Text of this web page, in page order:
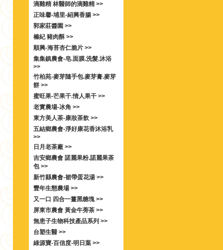
滴雞精 林醫師的滴雞精 >>
正味馨-埔里-紹興香腸 >>
郭家莊醬園 >>
榛紀 豬肉酥 >>
順興-海苔杏仁脆片 >>
集集鎮農會-皂.面膜.洗髮.沐浴
>>
竹柏苑-麥芽隨手包.麥芽膏.麥芽
餅 >>
蜜旺果-芒果干.情人果干 >>
老實農場-冰角 >>
東方美人茶-康妝茶飲 >>
五結鄉農會-淨好康花香沐浴乳
>>
日月老茶廠 >>
吉安鄉農會 諾麗果粉.諾麗果茶
包 >>
新竹縣農會-裙帶蛋花湯 >>
豐年生態農場 >>
又一口 四合一薑黑糖塊 >>
屏東市農會 黃金牛蒡茶 >>
無患子生物科技產品系列 >>
台塑生醫 >>
綠源寶-百信度-明日葉 >>